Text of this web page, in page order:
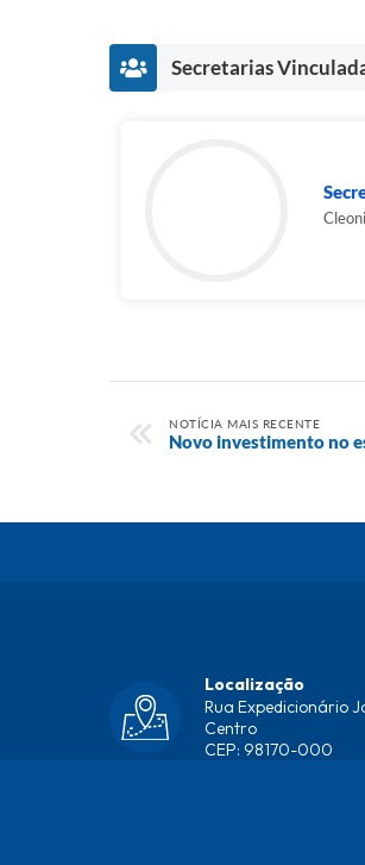
Secretarias
NOTÍCIA MAIS RECENTE
Novo investimento no
Localização
Rua Expedicionário
Centro
CEP: 98170-000